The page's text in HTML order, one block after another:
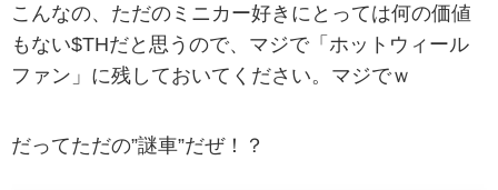
こんなの、ただのミニカー好きにとっては何の価値
もない$THだと思うので、マジで「ホットウィール
ファン」に残しておいてください。マジでｗ
だってただの”謎車”だぜ！？